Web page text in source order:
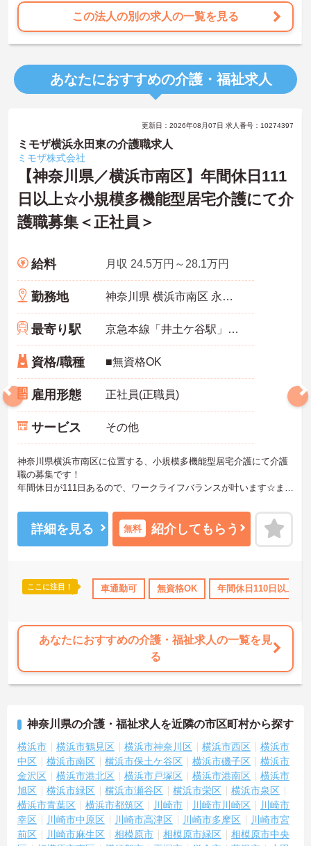
この法人の別の求人の一覧を見る
あなたにおすすめの介護・福祉求人
年間休日110日以上 ブランクOK 研修制度あり 社会保険
更新日：2026年08月07日 求人番号：10274397
ミモザ横浜永田東の介護職求人
ミモザ株式会社
【神奈川県／横浜市南区】年間休日111
日以上☆小規模多機能型居宅介護にて介
護職募集＜正社員＞
給料 月収 24.5万円～28.1万円
勤務地 神奈川県 横浜市南区 永田東2-23-50
最寄り駅 京急本線「井土ケ谷駅」徒歩13分
資格/職種 ■無資格OK
雇用形態 正社員(正職員)
サービス その他
神奈川県横浜市南区に位置する、小規模多機能型居宅介護にて介護
職の募集です！
年間休日が111日あるので、ワークライフバランスが叶います☆ま
ご興味のある方には、面接対策ポイントなど、さらに詳細をお話し
いたしますのでお気軽にご相談ください！
詳細を見る 無料 紹介してもらう
ここに注目！ 車通勤可 無資格OK 年間休日110日以上
あなたにおすすめの介護・福祉求人の一覧を見
る
神奈川県の介護・福祉求人を近隣の市区町村から探す
横浜市 横浜市鶴見区 横浜市神奈川区 横浜市西区
横浜市
中区
横浜市南区 横浜市保土ケ谷区 横浜市磯子区
横浜市
金沢区
横浜市港北区 横浜市戸塚区 横浜市港南区
横浜市
旭区
横浜市緑区 横浜市瀬谷区 横浜市栄区
横浜市泉区
横浜市青葉区
横浜市都筑区 川崎市 川崎市川崎区
川崎市
幸区
川崎市中原区 川崎市高津区 川崎市多摩区
川崎市宮
前区
川崎市麻生区 相模原市 相模原市緑区
相模原市中央